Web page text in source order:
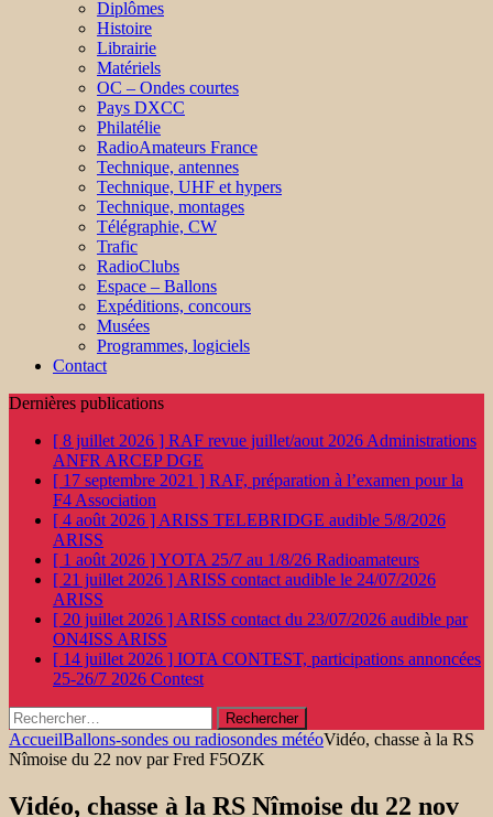
Diplômes
Histoire
Librairie
Matériels
OC – Ondes courtes
Pays DXCC
Philatélie
RadioAmateurs France
Technique, antennes
Technique, UHF et hypers
Technique, montages
Télégraphie, CW
Trafic
RadioClubs
Espace – Ballons
Expéditions, concours
Musées
Programmes, logiciels
Contact
Dernières publications
[ 8 juillet 2026 ] RAF revue juillet/aout 2026 Administrations
ANFR ARCEP DGE
[ 17 septembre 2021 ] RAF, préparation à l’examen pour la
F4 Association
[ 4 août 2026 ] ARISS TELEBRIDGE audible 5/8/2026
ARISS
[ 1 août 2026 ]YOTA 25/7 au 1/8/26 Radioamateurs
[ 21 juillet 2026 ] ARISS contact audible le 24/07/2026
ARISS
[ 20 juillet 2026 ] ARISS contact du 23/07/2026 audible par
ON4ISS ARISS
[ 14 juillet 2026 ] IOTA CONTEST, participations annoncées
25-26/7 2026 Contest
Rechercher :
AccueilBallons-sondes ou radiosondes météoVidéo, chasse à la RS
Nîmoise du 22 nov par Fred F5OZK
Vidéo, chasse à la RS Nîmoise du 22 nov